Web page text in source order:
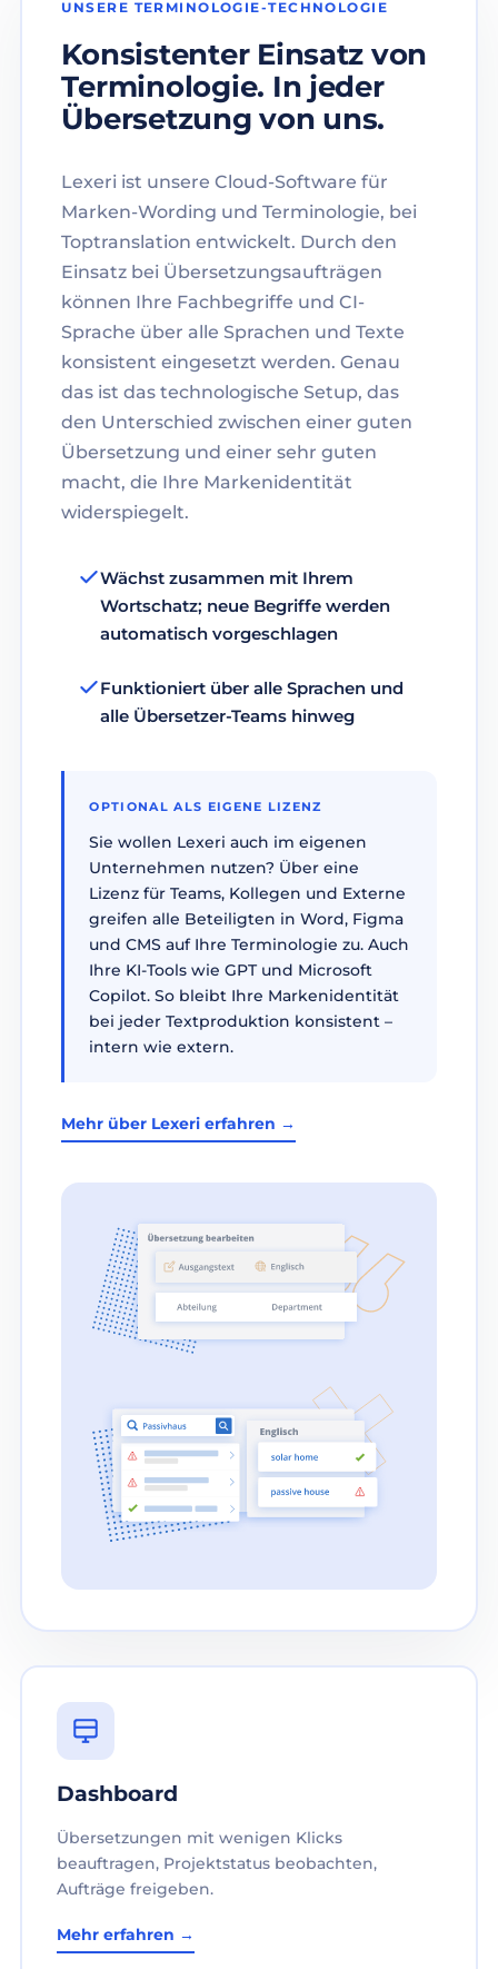
UNSERE TERMINOLOGIE-TECHNOLOGIE
Konsistenter Einsatz von
Terminologie. In jeder
Übersetzung von uns.
Lexeri ist unsere Cloud-Software für
Marken-Wording und Terminologie, bei
Toptranslation entwickelt. Durch den
Einsatz bei Übersetzungsaufträgen
können Ihre Fachbegriffe und CI-
Sprache über alle Sprachen und Texte
konsistent eingesetzt werden. Genau
das ist das technologische Setup, das
den Unterschied zwischen einer guten
Übersetzung und einer sehr guten
macht, die Ihre Markenidentität
widerspiegelt.
Wächst zusammen mit Ihrem
Wortschatz; neue Begriffe werden
automatisch vorgeschlagen
Funktioniert über alle Sprachen und
alle Übersetzer-Teams hinweg
OPTIONAL ALS EIGENE LIZENZ
Sie wollen Lexeri auch im eigenen
Unternehmen nutzen? Über eine
Lizenz für Teams, Kollegen und Externe
greifen alle Beteiligten in Word, Figma
und CMS auf Ihre Terminologie zu. Auch
Ihre KI-Tools wie GPT und Microsoft
Copilot. So bleibt Ihre Markenidentität
bei jeder Textproduktion konsistent –
intern wie extern.
Mehr über Lexeri erfahren →
Dashboard
Übersetzungen mit wenigen Klicks
beauftragen, Projektstatus beobachten,
Aufträge freigeben.
Mehr erfahren →